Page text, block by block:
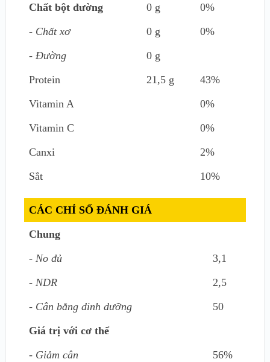
Chất bột đường
0 g
0%
- Chất xơ
0 g
0%
- Đường
0 g
Protein
21,5 g
43%
Vitamin A
0%
Vitamin C
0%
Canxi
2%
Sắt
10%
CÁC CHỈ SỐ ĐÁNH GIÁ
Chung
- No đủ
3,1
- NDR
2,5
- Cân bằng dinh dưỡng
50
Giá trị với cơ thể
- Giảm cân
56%